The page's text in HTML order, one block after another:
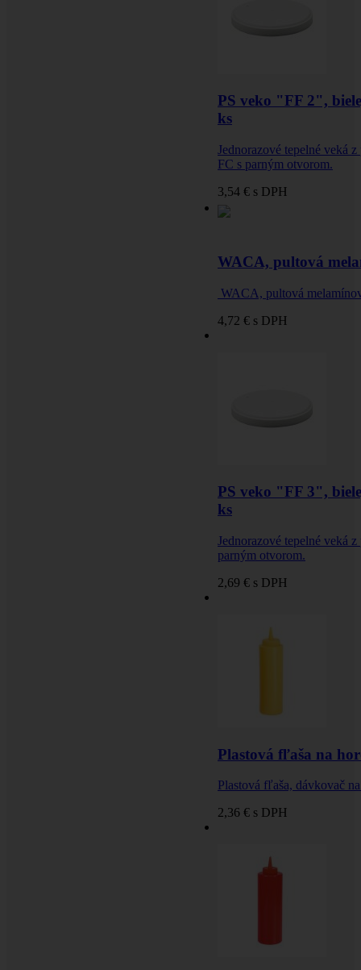
PS veko "FF 2",
ks
Jednorazové tepelné veká
FC s parným otvorom.
3,54 € s DPH
WACA, pultová
WACA, pultová
4,72 € s DPH
PS veko "FF 3",
ks
Jednorazové tepelné veká
parným otvorom.
2,69 € s DPH
Plastová fľaša na
Plastová fľaša, dávkovač
2,36 € s DPH